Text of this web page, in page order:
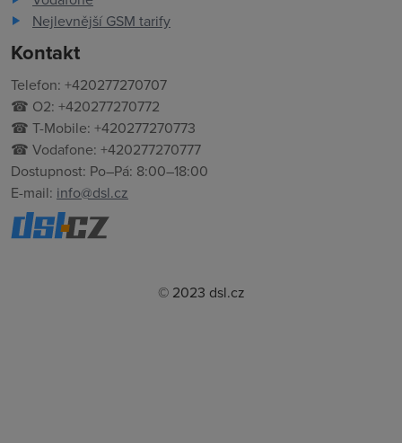
Nejlevnější GSM tarify
Kontakt
Telefon: +420277270707
☎ O2: +420277270772
☎ T-Mobile: +420277270773
☎ Vodafone: +420277270777
Dostupnost: Po–Pá: 8:00–18:00
E-mail: info@dsl.cz
© 2023 dsl.cz